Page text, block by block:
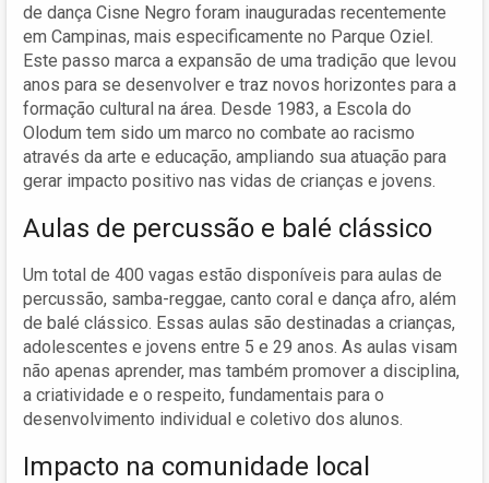
de dança Cisne Negro foram inauguradas recentemente
em Campinas, mais especificamente no Parque Oziel.
Este passo marca a expansão de uma tradição que levou
anos para se desenvolver e traz novos horizontes para a
formação cultural na área. Desde 1983, a Escola do
Olodum tem sido um marco no combate ao racismo
através da arte e educação, ampliando sua atuação para
gerar impacto positivo nas vidas de crianças e jovens.
Aulas de percussão e balé clássico
Um total de 400 vagas estão disponíveis para aulas de
percussão, samba-reggae, canto coral e dança afro, além
de balé clássico. Essas aulas são destinadas a crianças,
adolescentes e jovens entre 5 e 29 anos. As aulas visam
não apenas aprender, mas também promover a disciplina,
a criatividade e o respeito, fundamentais para o
desenvolvimento individual e coletivo dos alunos.
Impacto na comunidade local